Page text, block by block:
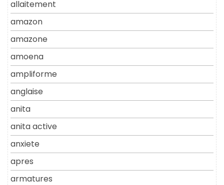
allaitement
amazon
amazone
amoena
ampliforme
anglaise
anita
anita active
anxiete
apres
armatures